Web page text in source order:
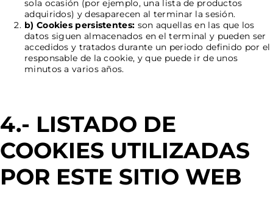
sola ocasión (por ejemplo, una lista de productos
adquiridos) y desaparecen al terminar la sesión.
b) Cookies persistentes: son aquellas en las que los
datos siguen almacenados en el terminal y pueden ser
accedidos y tratados durante un periodo definido por el
responsable de la cookie, y que puede ir de unos
minutos a varios años.
4.- LISTADO DE
COOKIES UTILIZADAS
POR ESTE SITIO WEB